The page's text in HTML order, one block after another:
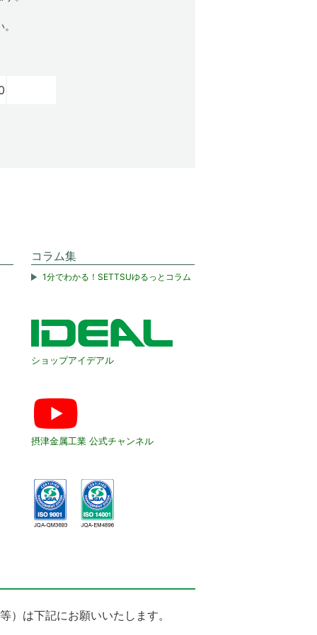
コラム集
1分でわかる！SETTSUゆるっとコラム
ショップアイデアル
摂津金属工業 公式チャンネル
）は下記にお願いいたします。